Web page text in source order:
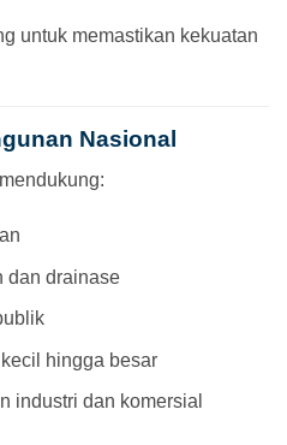
untuk memastikan kekuatan
Nasional
dan drainase
hingga besar
industri dan komersial